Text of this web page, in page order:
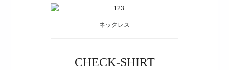
ネックレス
CHECK-SHIRT